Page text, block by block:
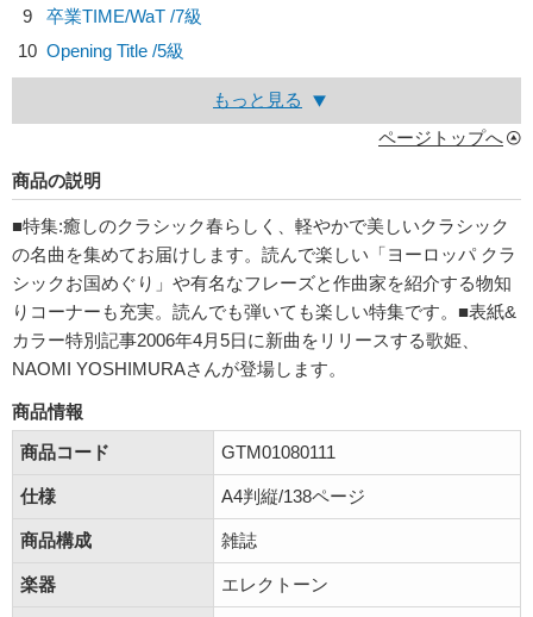
9
卒業TIME/WaT /7級
10 Opening Title /5級
もっと見る
ページトップへ
商品の説明
■特集:癒しのクラシック春らしく、軽やかで美しいクラシック
の名曲を集めてお届けします。読んで楽しい「ヨーロッパ クラ
シックお国めぐり」や有名なフレーズと作曲家を紹介する物知
りコーナーも充実。読んでも弾いても楽しい特集です。■表紙&
カラー特別記事2006年4月5日に新曲をリリースする歌姫、
NAOMI YOSHIMURAさんが登場します。
商品情報
商品コード
GTM01080111
仕様 A4判縦/138ページ
商品構成 雑誌
楽器 エレクトーン